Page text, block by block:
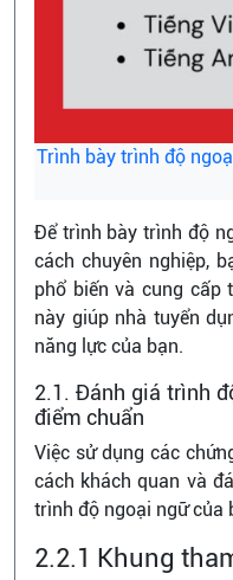
Trình bày trình độ
Để trình bày trình độ
cách chuyên nghiệp,
phổ biến và cung cấp
này giúp nhà tuyển
năng lực của bạn.
2.1. Đánh giá trình
điểm chuẩn
Việc sử dụng các
cách khách quan và
trình độ ngoại ngữ của
2.2.1 Khung